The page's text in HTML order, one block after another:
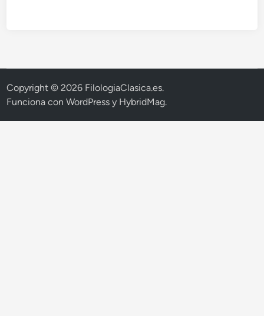
Copyright © 2026 FilologiaClasica.es.
Funciona conWordPress y HybridMag.